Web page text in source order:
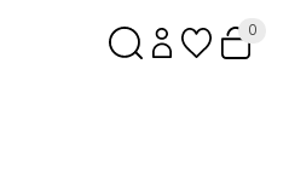
0